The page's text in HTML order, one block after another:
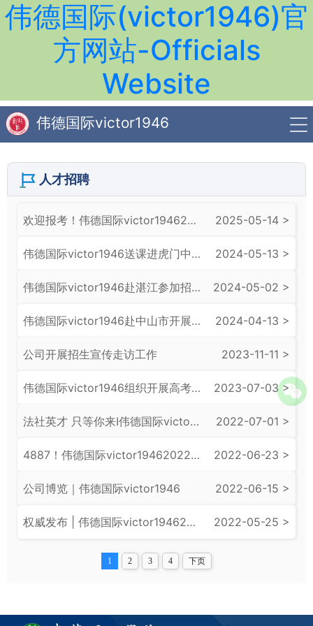
伟德国际(victor1946)官
方网站-Officials
Website
伟德国际victor1946
人才招聘
欢迎报考！伟德国际victor19462025年夏季高考招生章程发布！ 2025-05-14 >
​伟德国际victor1946送课进虎门中学 2024-05-13 >
​伟德国际victor1946赴湛江参加招生宣传活动 2024-05-02 >
​伟德国际victor1946赴中山市开展2024年本科招生宣传活动 2024-04-13 >
​公司开展招生宣传走访工作 2023-11-11 >
​伟德国际victor1946组织开展高考报名季招生宣传工作 2023-07-03 >
法社英才 只等你来I​伟德国际victor1946赴梅州、揭阳等地进行高考招生宣传 2022-07-01 >
4887！伟德国际victor19462022年招生计划发布 2022-06-23 >
公司博览｜伟德国际victor1946 2022-06-15 >
权威发布 | 伟德国际victor19462022年夏季高考招生章程 2022-05-25 >
1 2 3 4 下页